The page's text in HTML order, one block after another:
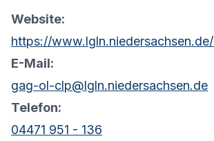
Website:
E-Mail:
gag-ol-clp@lgln.niedersachsen.de
Telefon:
04471 951 - 136